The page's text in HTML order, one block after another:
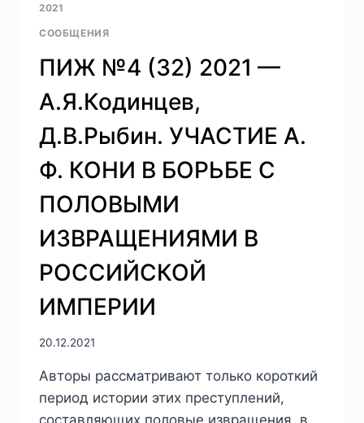
2021
СООБЩЕНИЯ
ПИЖ №4 (32) 2021 —
А.Я.Кодинцев,
Д.В.Рыбин. УЧАСТИЕ А.
Ф. КОНИ В БОРЬБЕ С
ПОЛОВЫМИ
ИЗВРАЩЕНИЯМИ В
РОССИЙСКОЙ
ИМПЕРИИ
20.12.2021
Авторы рассматривают только короткий
период истории этих преступлений,